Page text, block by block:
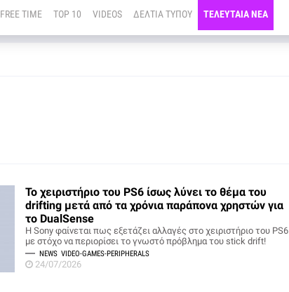
FREE TIME TOP 10 VIDEOS ΔΕΛΤΙΑ ΤΥΠΟΥ ΤΕΛΕΥΤΑΙΑ ΝΕΑ
To χειριστήριο του PS6 ίσως λύνει το θέμα του
drifting μετά από τα χρόνια παράπονα χρηστών για
το DualSense
Η Sony φαίνεται πως εξετάζει αλλαγές στο χειριστήριο του PS6
με στόχο να περιορίσει το γνωστό πρόβλημα του stick drift!
NEWS VIDEO-GAMES-PERIPHERALS
24/07/2026